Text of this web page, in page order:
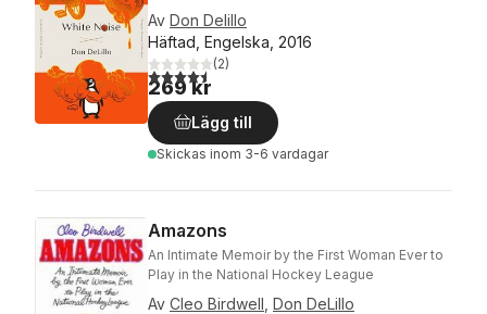
Av Don Delillo
Häftad, Engelska, 2016
4,5utav 5 stjärnor. Totalt antal röster:
(2)
269 kr
Lägg till
Skickas inom 3-6 vardagar
Amazons
An Intimate Memoir by the First Woman Ever to
Play in the National Hockey League
Av Cleo Birdwell Don DeLillo